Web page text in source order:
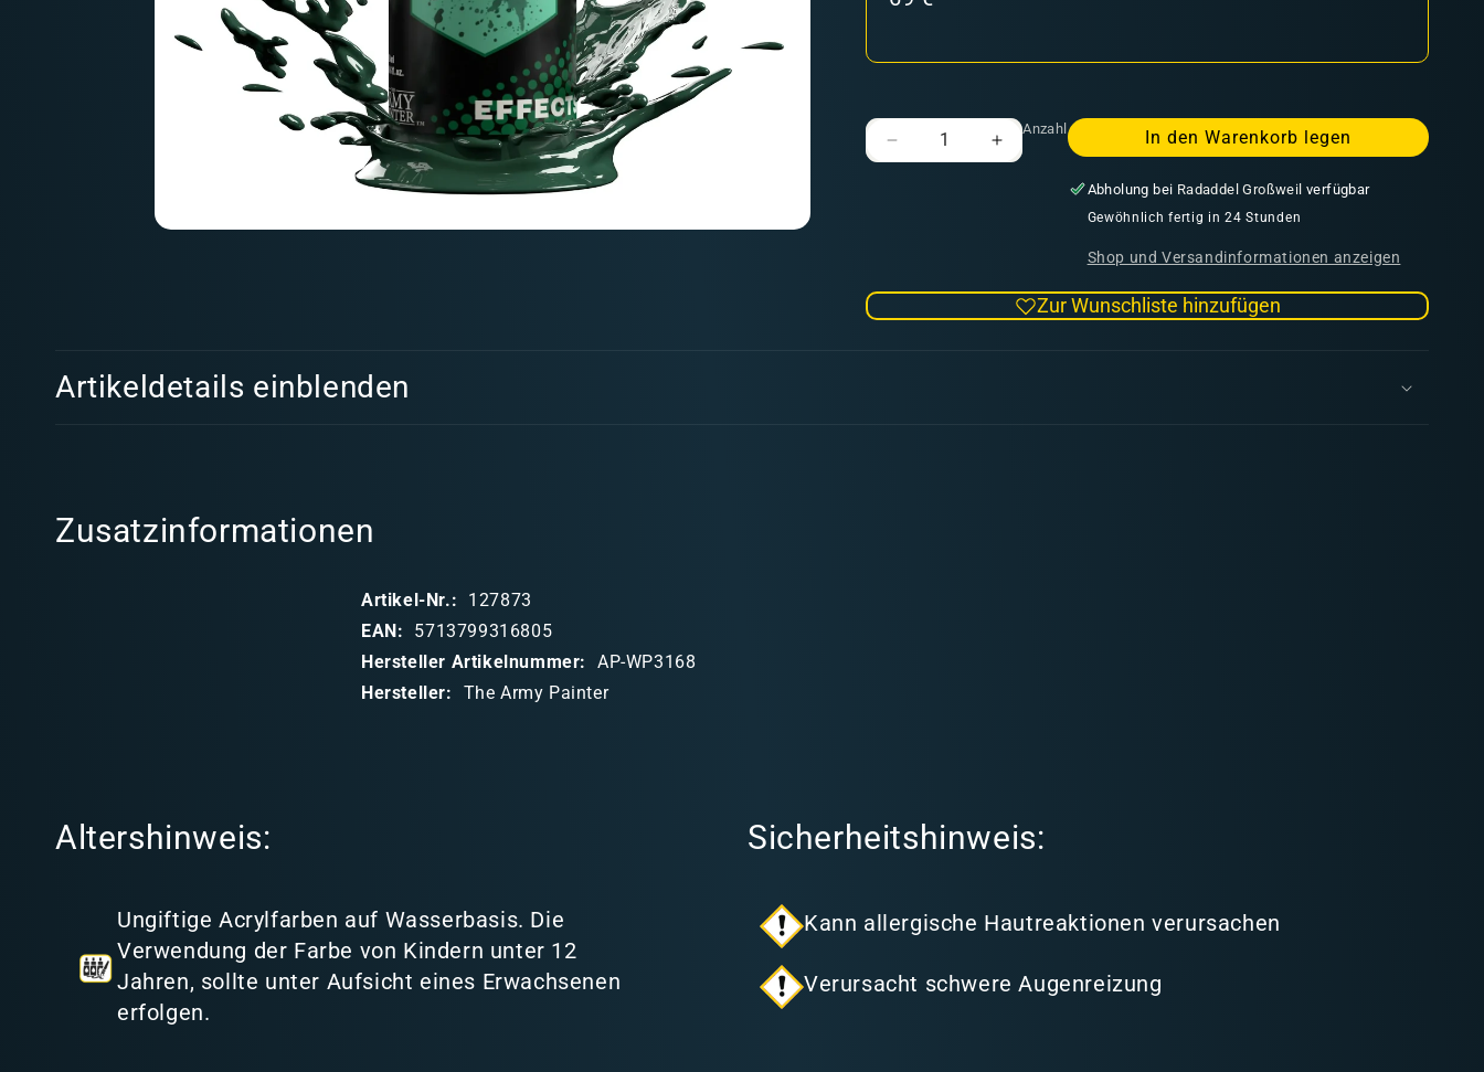
In den Warenkorb legen
Abholung bei Radaddel Großweil verfügbar
Gewöhnlich fertig in 24 Stunden
Shop und Versandinformationen anzeigen
Anzahl
Verringere
Effect
Erhöhe
Effect
Zur Wunschliste hinzufügen
i
a
n
Artikeldetails einblenden
Zusatzinformationen
Artikel-Nr.:
127873
EAN:
5713799316805
Hersteller Artikelnummer:
AP-WP3168
Hersteller:
The Army Painter
Altershinweis: Sicherheitshinweis:
Ungiftige Acrylfarben auf Wasserbasis. Die
Verwendung der Farbe von Kindern unter 12
Jahren, sollte unter Aufsicht eines Erwachsenen
erfolgen.
Kann allergische Hautreaktionen verursachen
Verursacht schwere Augenreizung